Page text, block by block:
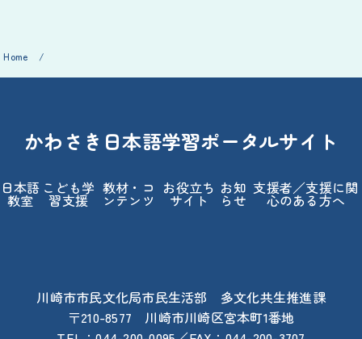
Home /
かわさき日本語学習ポータルサイト
日本語
教室
こども学
習支援
教材・コ
ンテンツ
お役立ち
サイト
お知
らせ
支援者／支援に関
心のある方へ
川崎市市民文化局市民生活部 多文化共生推進課
〒210-8577 川崎市川崎区宮本町1番地